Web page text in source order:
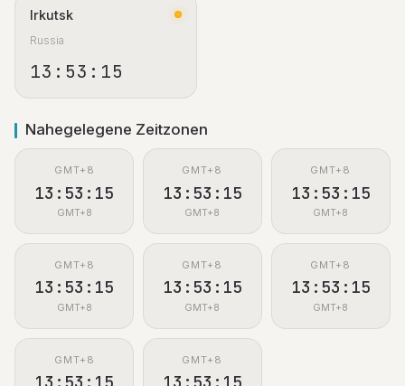
Irkutsk
Russia
13:53:16
Nahegelegene Zeitzonen
GMT+8
13:53:16
GMT+8
GMT+8
13:53:16
GMT+8
GMT+8
13:53:16
GMT+8
GMT+8
13:53:16
GMT+8
GMT+8
13:53:16
GMT+8
GMT+8
13:53:16
GMT+8
GMT+8 GMT+8